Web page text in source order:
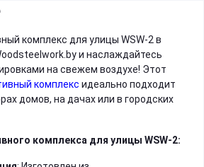
комплекс для улицы WSW-2 в
и наслаждайтесь
на свежем воздухе! Этот
комплекс идеально подходит
домов, на дачах или в городских
комплекса для улицы WSW-2: